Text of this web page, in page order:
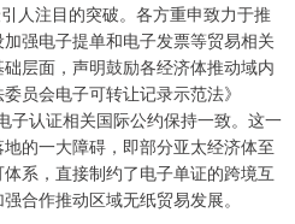
人注目的突破。各方重申致力于推
强电子提单和电子发票等贸易相关
层面，声明鼓励各经济体推动域内
员会电子可转让记录示范法》
子认证相关国际公约保持一致。这一
的一大障碍，即部分亚太经济体至
系，直接制约了电子单证的跨境互
合作推动区域无纸贸易发展。